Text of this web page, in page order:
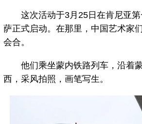
这次活动于3月25日在肯尼亚第
萨正式启动。在那里，中国艺术家
会合。
他们乘坐蒙内铁路列车，沿着蒙
西，采风拍照，画笔写生。